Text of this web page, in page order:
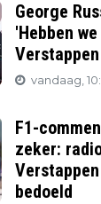
George
'Hebben
vandaag,
F1-
zeker:
bedoeld